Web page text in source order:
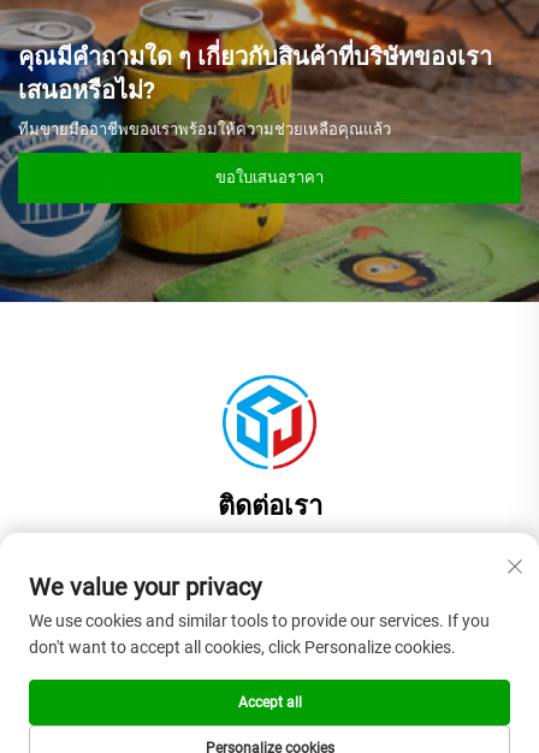
คุณมีคำถามใด ๆ เกี่ยวกับสินค้าที่บริษัทของเรา
เสนอหรือไม่?
ทีมขายมืออาชีพของเราพร้อมให้ความช่วยเหลือคุณแล้ว
ขอใบเสนอราคา
ติดต่อเรา
กวน มณฑลกว่างตง ประเทศจีน
โทร:
+86-18925575108
อีเมล:[email protected]
We value your privacy
We use cookies and similar tools to provide our services. If you
don't want to accept all cookies, click Personalize cookies.
Personalize cookies
Accept all